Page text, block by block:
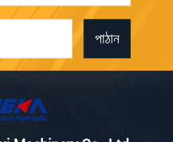
পাঠান